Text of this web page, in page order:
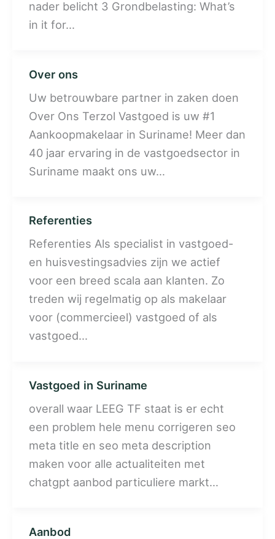
nader belicht 3 Grondbelasting: What’s
in it for…
Over ons
Uw betrouwbare partner in zaken doen
Over Ons Terzol Vastgoed is uw #1
Aankoopmakelaar in Suriname! Meer dan
40 jaar ervaring in de vastgoedsector in
Suriname maakt ons uw…
Referenties
Referenties Als specialist in vastgoed-
en huisvestingsadvies zijn we actief
voor een breed scala aan klanten. Zo
treden wij regelmatig op als makelaar
voor (commercieel) vastgoed of als
vastgoed…
Vastgoed in Suriname
overall waar LEEG TF staat is er echt
een problem hele menu corrigeren seo
meta title en seo meta description
maken voor alle actualiteiten met
chatgpt aanbod particuliere markt…
Aanbod